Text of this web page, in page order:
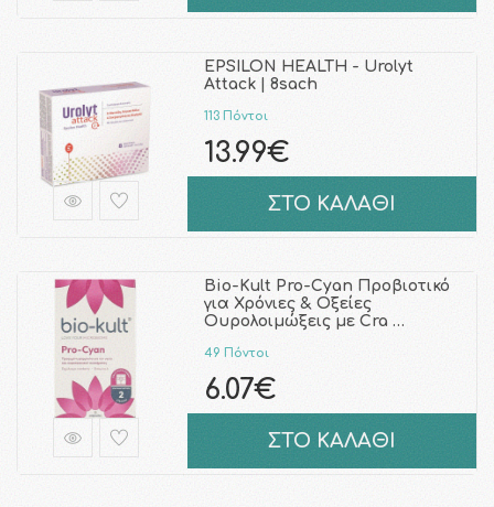
EPSILON HEALTH - Urolyt
Attack | 8sach
113 Πόντοι
13.99€
ΣΤΟ ΚΑΛΑΘΙ
Bio-Kult Pro-Cyan Προβιοτικό
για Χρόνιες & Οξείες
Ουρολοιμώξεις με Cra …
49 Πόντοι
6.07€
ΣΤΟ ΚΑΛΑΘΙ